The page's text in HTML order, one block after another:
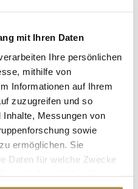
mit Ihren Daten
Ihre persönlichen
mithilfe von
Informationen auf Ihrem
zuzugreifen und so
Inhalte, Messungen von
sowie
ermöglichen. Sie
Daten für welche Zwecke
Gast, Exklusive
FESTIVAL
DISKUSSIONSKULTUR
SILVRETTA